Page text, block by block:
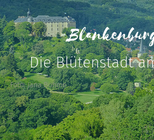
Die Blütenstadt
Foto: Jana Böhme